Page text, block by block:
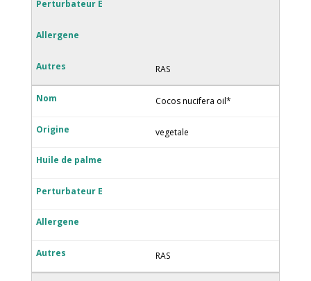
RAS
Cocos nucifera oil*
vegetale
RAS